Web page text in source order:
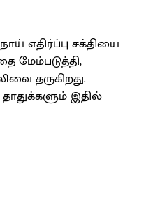
எதிர்ப்பு சக்தியை
மேம்படுத்தி,
தருகிறது.
இதில்